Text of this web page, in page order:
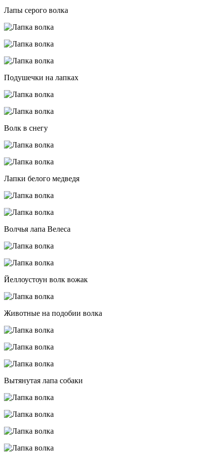
Лапы серого волка
Подушечки на лапках
Волк в снегу
Лапки белого медведя
Волчья лапа Велеса
Йеллоустоун волк вожак
Животные на подобии волка
Вытянутая лапа собаки